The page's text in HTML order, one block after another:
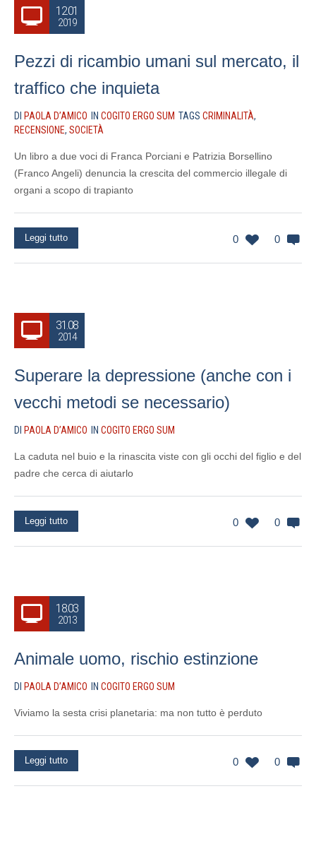
12.01
2019
Pezzi di ricambio umani sul mercato, il
traffico che inquieta
DI PAOLA D’AMICO IN COGITO ERGO SUM TAGS CRIMINALITÀ,
RECENSIONE, SOCIETÀ
Un libro a due voci di Franca Porciani e Patrizia Borsellino
(Franco Angeli) denuncia la crescita del commercio illegale di
organi a scopo di trapianto
0 0
Leggi tutto
31.08
2014
Superare la depressione (anche con i
vecchi metodi se necessario)
DI PAOLA D’AMICO IN COGITO ERGO SUM
La caduta nel buio e la rinascita viste con gli occhi del figlio e del
padre che cerca di aiutarlo
0 0
Leggi tutto
18.03
2013
Animale uomo, rischio estinzione
DI PAOLA D’AMICO IN COGITO ERGO SUM
Viviamo la sesta crisi planetaria: ma non tutto è perduto
0 0
Leggi tutto